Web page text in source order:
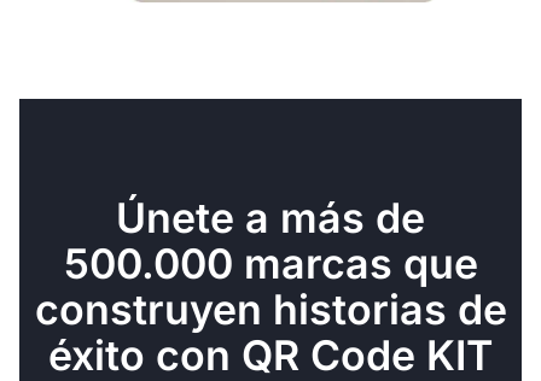
Únete a más de
500.000 marcas que
construyen historias de
éxito con QR Code KIT